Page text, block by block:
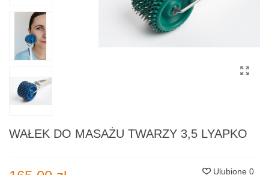
WAŁEK DO MASAŻU TWARZY 3,5 LYAPKO
Ulubione 0